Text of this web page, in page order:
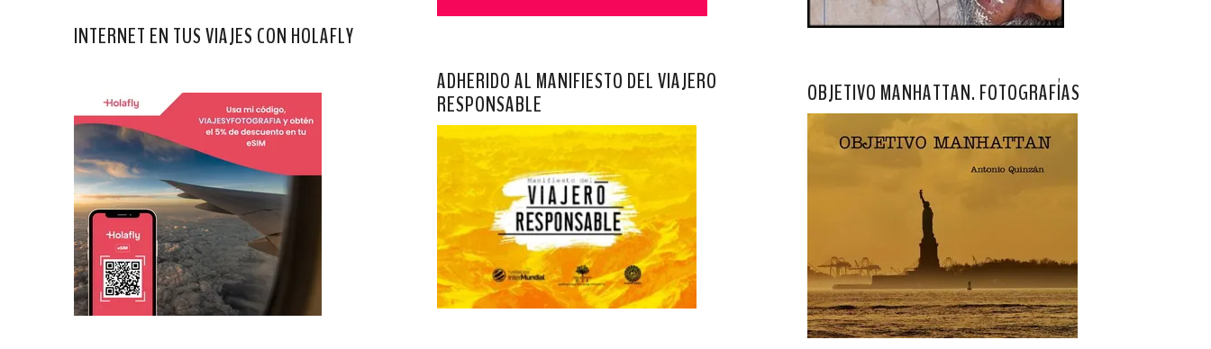
INTERNET EN TUS VIAJES CON HOLAFLY
ADHERIDO AL MANIFIESTO DEL VIAJERO
RESPONSABLE
OBJETIVO MANHATTAN. FOTOGRAFÍAS